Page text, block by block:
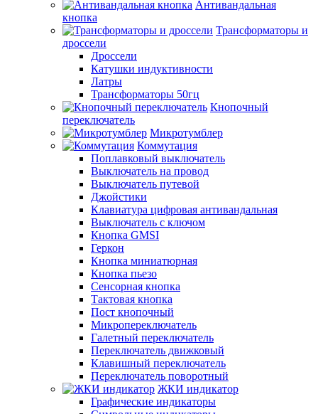
Антивандальная
кнопка
Трансформаторы и
дроссели
Дроссели
Катушки индуктивности
Латры
Трансформаторы 50гц
Кнопочный
переключатель
Микротумблер
Коммутация
Поплавковый выключатель
Выключатель на провод
Выключатель путевой
Джойстики
Клавиатура цифровая антивандальная
Выключатель с ключом
Кнопка GMSI
Геркон
Кнопка миниатюрная
Кнопка пьезо
Сенсорная кнопка
Тактовая кнопка
Пост кнопочный
Микропереключатель
Галетный переключатель
Переключатель движковый
Клавишный переключатель
Переключатель поворотный
ЖКИ индикатор
Графические индикаторы